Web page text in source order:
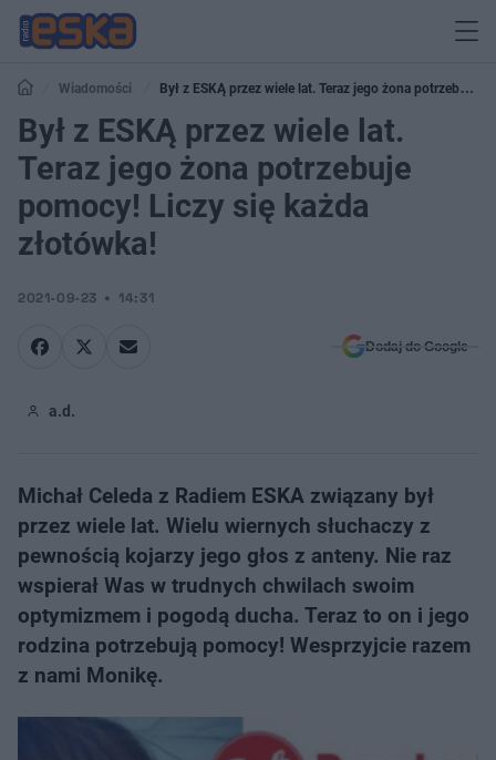
Wiadomości
Był z ESKĄ przez wiele lat. Teraz jego żona potrzebuje
pomocy! Liczy się każda złotówka!
Był z ESKĄ przez wiele lat.
Teraz jego żona potrzebuje
pomocy! Liczy się każda
złotówka!
2021-09-23 14:31
Dodaj do Google
a.d.
Michał Celeda z Radiem ESKA związany był
przez wiele lat. Wielu wiernych słuchaczy z
pewnością kojarzy jego głos z anteny. Nie raz
wspierał Was w trudnych chwilach swoim
optymizmem i pogodą ducha. Teraz to on i jego
rodzina potrzebują pomocy! Wesprzyjcie razem
z nami Monikę.